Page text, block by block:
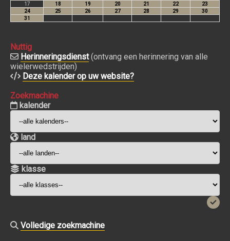
Nuttig
Herinneringsdienst(ontvang een herinnering van alle
wielerwedstrijden)
Deze kalender op uw website?
Zoekmachine
kalender
land
klasse
Volledige zoekmachine